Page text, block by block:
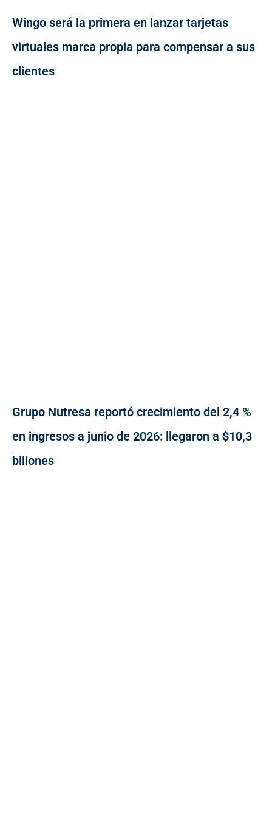
Wingo será la primera en lanzar tarjetas
virtuales marca propia para compensar a sus
clientes
Grupo Nutresa reportó crecimiento del 2,4 %
en ingresos a junio de 2026: llegaron a $10,3
billones